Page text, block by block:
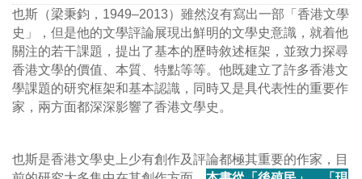
也斯（梁秉鈞，1949–2013）雖然沒有寫出一部「香港文學
史」，但是他的文學評論展現出鮮明的文學史意識，就着他
關注的若干課題，提出了基本的歷時敘述框架，並致力探尋
香港文學的價值、本質、特點等等。他既建立了許多香港文
學課題的研究框架和基本認識，同時又是具代表性的重要作
家，兩方面都深深影響了香港文學史。
也斯是香港文學史上少有創作及評論都極其重要的作家，目